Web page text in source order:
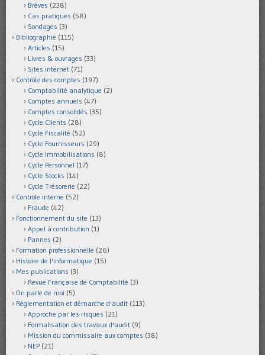
Brèves (238)
Cas pratiques (58)
Sondages (3)
Bibliographie (115)
Articles (15)
Livres & ouvrages (33)
Sites internet (71)
Contrôle des comptes (197)
Comptabilité analytique (2)
Comptes annuels (47)
Comptes consolidés (35)
Cycle Clients (28)
Cycle Fiscalité (52)
Cycle Fournisseurs (29)
Cycle Immobilisations (8)
Cycle Personnel (17)
Cycle Stocks (14)
Cycle Trésorerie (22)
Contrôle interne (52)
Fraude (42)
Fonctionnement du site (13)
Appel à contribution (1)
Pannes (2)
Formation professionnelle (26)
Histoire de l'informatique (15)
Mes publications (3)
Revue Française de Comptabilité (3)
On parle de moi (5)
Réglementation et démarche d'audit (113)
Approche par les risques (21)
Formalisation des travaux d'audit (9)
Mission du commissaire aux comptes (38)
NEP (21)